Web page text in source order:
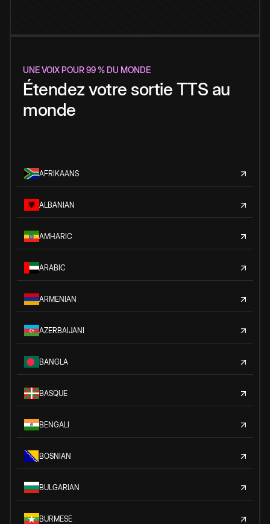
UNE VOIX POUR 99 % DU MONDE
Étendez votre sortie TTS au
monde
AFRIKAANS
ALBANIAN
AMHARIC
ARABIC
ARMENIAN
AZERBAIJANI
BANGLA
BASQUE
BENGALI
BOSNIAN
BULGARIAN
BURMESE